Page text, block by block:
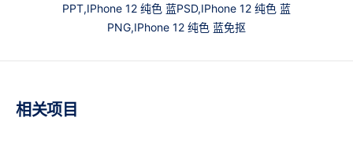
PPT,IPhone 12 纯色 蓝PSD,IPhone 12 纯色 蓝
PNG,IPhone 12 纯色 蓝免抠
相关项目